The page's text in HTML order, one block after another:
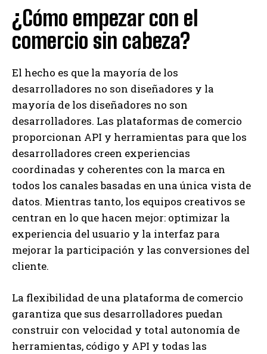
¿Cómo empezar con el
comercio sin cabeza?
El hecho es que la mayoría de los
desarrolladores no son diseñadores y la
mayoría de los diseñadores no son
desarrolladores. Las plataformas de comercio
proporcionan API y herramientas para que los
desarrolladores creen experiencias
coordinadas y coherentes con la marca en
todos los canales basadas en una única vista de
datos. Mientras tanto, los equipos creativos se
centran en lo que hacen mejor: optimizar la
experiencia del usuario y la interfaz para
mejorar la participación y las conversiones del
cliente.
La flexibilidad de una plataforma de comercio
garantiza que sus desarrolladores puedan
construir con velocidad y total autonomía de
herramientas, código y API y todas las